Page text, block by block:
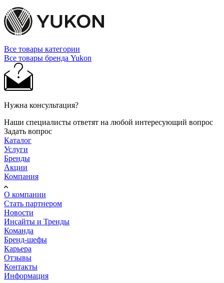
Все товары категории
Все товары бренда Yukon
Нужна консультация?
Наши специалисты ответят на любой интересующий вопрос
Задать вопрос
Каталог
Услуги
Бренды
Акции
Компания
О компании
Стать партнером
Новости
Инсайты и Тренды
Команда
Бренд-шефы
Карьера
Отзывы
Контакты
Информация